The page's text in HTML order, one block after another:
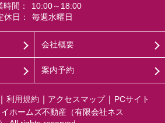
時間：
10:00～18:00
休日：
毎週水曜日
会社概要
案内予約
利用規約 アクセスマップ
PCサイト
ホームズ不動産（有限会社ネス